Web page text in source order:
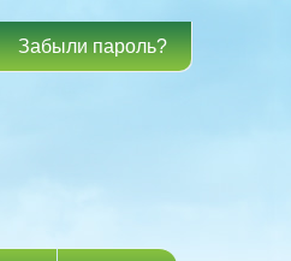
Забыли пароль?